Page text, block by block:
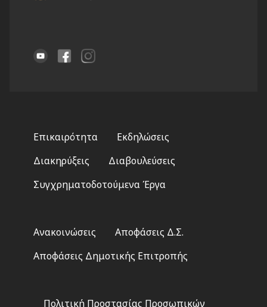
menu
Επικαιρότητα
Εκδηλώσεις
Διακηρύξεις
Διαβουλεύσεις
Συγχρηματοδοτούμενα Έργα
2
Ανακοινώσεις
Αποφάσεις Δ.Σ.
Αποφάσεις Δημοτικής Επιτροπής
Πολιτική Προστασίας Προσωπικών